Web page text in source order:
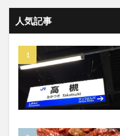
人気記事